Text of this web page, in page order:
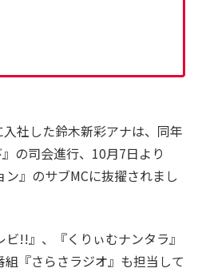
社した鈴木新彩アナは、同年
の司会進行、10月7日より
ン』のサブMCに抜擢されまし
!!』、『くりぃむナンタラ』
『さらさラジオ』も担当して